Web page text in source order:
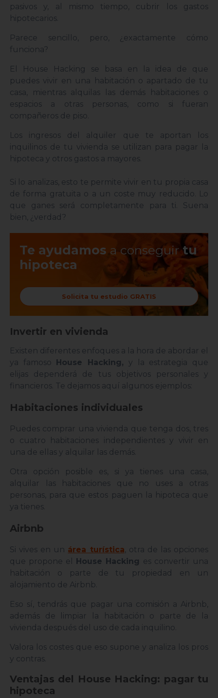
pasivos y, al mismo tiempo, cubrir los gastos
hipotecarios.
Parece sencillo, pero, ¿exactamente cómo
funciona?
El House Hacking se basa en la idea de que
puedes vivir en una habitación o apartado de tu
casa, mientras alquilas las demás habitaciones o
espacios a otras personas, como si fueran
compañeros de piso.
Los ingresos del alquiler que te aportan los
inquilinos de tu vivienda se utilizan para pagar la
hipoteca y otros gastos a mayores.
Si lo analizas, esto te permite vivir en tu propia casa
de forma gratuita o a un coste muy reducido. Lo
que ganes será completamente para ti. Suena
bien, ¿verdad?
Te ayudamos a conseguirtu
hipoteca
Solicita tu estudio GRATIS
Invertir en vivienda
Existen diferentes enfoques a la hora de abordar el
ya famoso
House Hacking, y la estrategia que
elijas dependerá de tus objetivos personales y
financieros. Te dejamos aquí algunos ejemplos:
Habitaciones individuales
Puedes comprar una vivienda que tenga dos, tres
o cuatro habitaciones independientes y vivir en
una de ellas y alquilar las demás.
Otra opción posible es, si ya tienes una casa,
alquilar las habitaciones que no uses a otras
personas, para que estos paguen la hipoteca que
ya tienes.
Airbnb
Si vives en un área turística, otra de las opciones
que propone el
House Hacking es convertir una
habitación o parte de tu propiedad en un
alojamiento de Airbnb.
Eso sí, tendrás que pagar una comisión a Airbnb,
además de limpiar la habitación o parte de la
vivienda después del uso de cada inquilino.
Valora los costes que eso supone y analiza los pros
y contras.
Ventajas del House Hacking: pagar tu
hipoteca